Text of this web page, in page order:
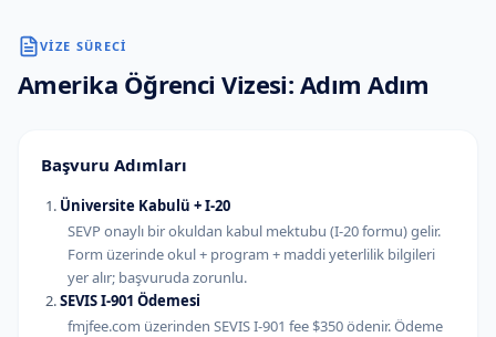
VIZE SÜRECI
Amerika Öğrenci Vizesi: Adım Adım
Başvuru Adımları
Üniversite Kabulü + I-20
SEVP onaylı bir okuldan kabul mektubu (I-20 formu) gelir.
Form üzerinde okul + program + maddi yeterlilik bilgileri
yer alır; başvuruda zorunlu.
SEVIS I-901 Ödemesi
fmjfee.com üzerinden SEVIS I-901 fee $350 ödenir. Ödeme